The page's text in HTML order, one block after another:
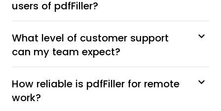
users of pdfFiller?
What level of customer support
can my team expect?
How reliable is pdfFiller for remote
work?